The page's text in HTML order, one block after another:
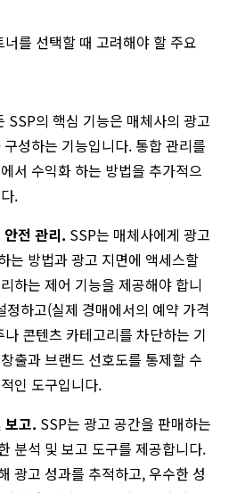
를 선택할 때 고려해야 할 주요
SSP의 핵심 기능은 매체사의 광고
성하는 기능입니다. 통합 관리를
서 수익화 하는 방법을 추가적으
.
안전 관리. SSP는 매체사에게 광고
는 방법과 광고 지면에 액세스할
하는 제어 기능을 제공해야 합니
정하고(실제 경매에서의 예약 가격
콘텐츠 카테고리를 차단하는 기
출과 브랜드 선호도를 통제할 수
인 도구입니다.
보고. SSP는 광고 공간을 판매하는
분석 및 보고 도구를 제공합니다.
광고 성과를 추적하고, 우수한 성